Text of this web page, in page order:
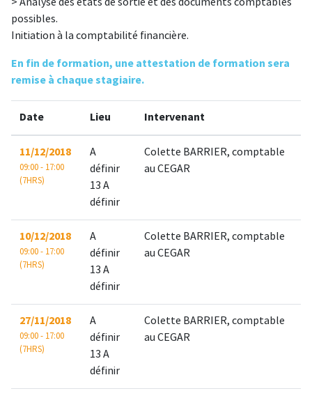
possibles.
Initiation à la comptabilité financière.
En fin de formation, une attestation de formation sera
remise à chaque stagiaire.
Date Lieu Intervenant
11/12/2018
09:00 - 17:00
(7HRS)
A
définir
13 A
définir
Colette BARRIER, comptable
au CEGAR
10/12/2018
09:00 - 17:00
(7HRS)
A
définir
13 A
définir
Colette BARRIER, comptable
au CEGAR
27/11/2018
09:00 - 17:00
(7HRS)
A
définir
13 A
définir
Colette BARRIER, comptable
au CEGAR